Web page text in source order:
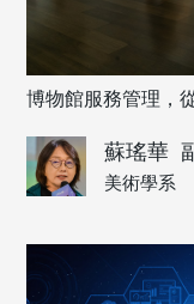
博物館服務管理，
蘇瑤華
美術學系